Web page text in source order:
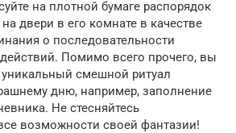
на плотной бумаге распорядок
двери в его комнате в качестве
о последовательности
Помимо всего прочего, вы
смешной ритуал
дню, например, заполнение
Не стесняйтесь
возможности своей фантазии!